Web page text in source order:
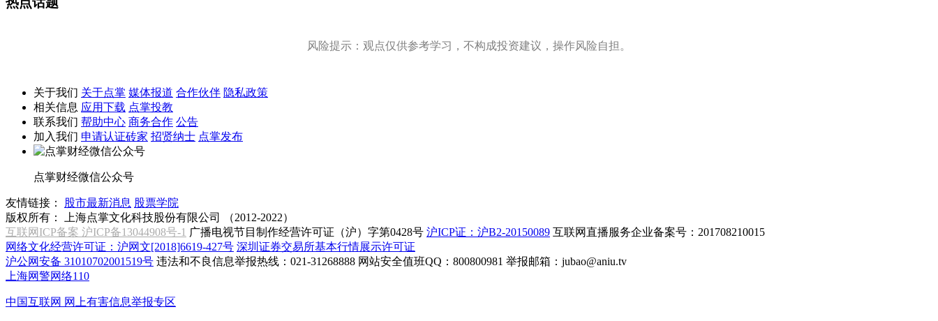
风险提示：观点仅供参考学习，不构成投资建议，操作风险自担。
关于我们 关于点掌 媒体报道 合作伙伴 隐私政策
相关信息 应用下载 点掌投教
联系我们 帮助中心 商务合作 公告
加入我们 申请认证砖家 招贤纳士 点掌发布
点掌财经微信公众号
友情链接： 股市最新消息 股票学院
版权所有：
上海点掌文化科技股份有限公司 （2012-2022）
互联网ICP备案 沪ICP备13044908号-1 广播电视节目制作经营许可证（沪）字第0428号 沪ICP证：沪B2-20150089 互联网直播服务企业备案号：201708210015
网络文化经营许可证：沪网文[2018]6619-427号 深圳证券交易所基本行情展示许可证
沪公网安备 31010702001519号 违法和不良信息举报热线：021-31268888 网站安全值班QQ：800800981 举报邮箱： jubao@aniu.tv
上海网警网络110
中国互联网 网上有害信息举报专区